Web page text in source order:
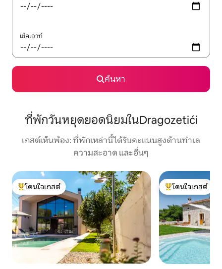
เช็คเอาท์
ค้นหา
ที่พักวันหยุดยอดนิยมในDragozetići
เกสต์เห็นพ้อง: ที่พักเหล่านี้ได้รับคะแนนสูงด้านทำเล
ความสะอาด และอื่นๆ
โดนใจเกสต์ที่สุด
โดนใจเกสต์
โดนใจเกสต์ที่สุด
โดนใจเกสต์